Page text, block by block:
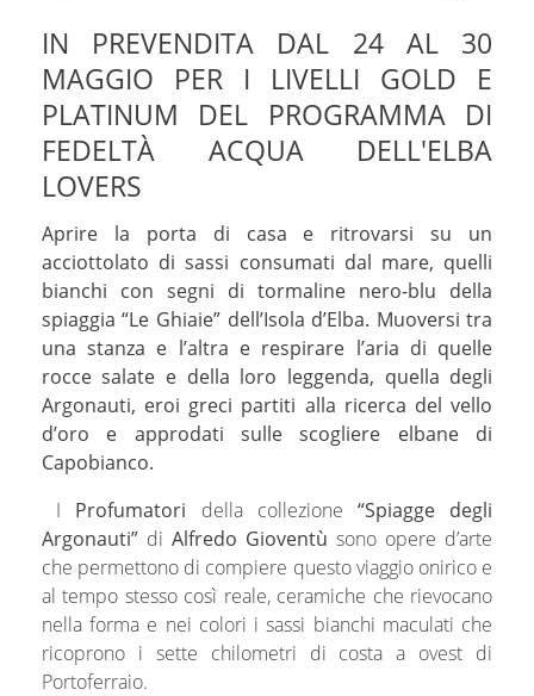
IN PREVENDITA DAL 24 AL 30
MAGGIO PER I LIVELLI GOLD E
PLATINUM DEL PROGRAMMA DI
FEDELTÀ ACQUA DELL'ELBA
LOVERS
Aprire la porta di casa e ritrovarsi su un
acciottolato di sassi consumati dal mare, quelli
bianchi con segni di tormaline nero-blu della
spiaggia “Le Ghiaie” dell’Isola d’Elba. Muoversi tra
una stanza e l’altra e respirare l’aria di quelle
rocce salate e della loro leggenda, quella degli
Argonauti, eroi greci partiti alla ricerca del vello
d’oro e approdati sulle scogliere elbane di
Capobianco.
I Profumatori della collezione “Spiagge degli
Argonauti”di Alfredo Gioventù sono opere d’arte
che permettono di compiere questo viaggio onirico e
al tempo stesso così reale, ceramiche che rievocano
nella forma e nei colori i sassi bianchi maculati che
ricoprono i sette chilometri di costa a ovest di
Portoferraio.